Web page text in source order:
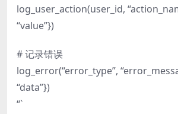
log_user_action(user_id,
“value”})
# 记录错误
log_error(“error_type”,
“data”})
“`